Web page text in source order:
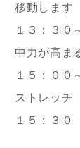
移動します
１３：３
中力が高ま
１５：００
ストレッチ
１５：３